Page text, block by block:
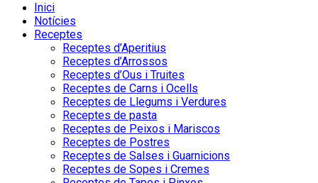
Inici
Notícies
Receptes
Receptes d’Aperitius
Receptes d’Arrossos
Receptes d’Ous i Truites
Receptes de Carns i Ocells
Receptes de Llegums i Verdures
Receptes de pasta
Receptes de Peixos i Mariscos
Receptes de Postres
Receptes de Salses i Guarnicions
Receptes de Sopes i Cremes